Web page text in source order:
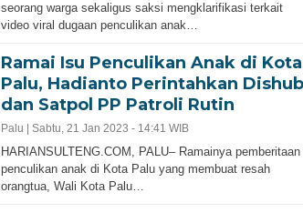
seorang warga sekaligus saksi mengklarifikasi terkait
video viral dugaan penculikan anak…
Ramai Isu Penculikan Anak di Kota
Palu, Hadianto Perintahkan Dishub
dan Satpol PP Patroli Rutin
Palu | Sabtu, 21 Jan 2023 - 14:41 WIB
HARIANSULTENG.COM, PALU– Ramainya pemberitaan
penculikan anak di Kota Palu yang membuat resah
orangtua, Wali Kota Palu…